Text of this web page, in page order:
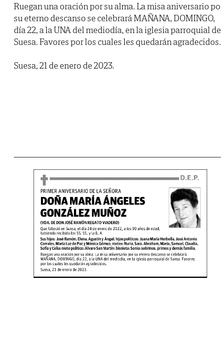
Ruegan una oración por su alma. La misa aniversario
su eterno descanso se celebrará MAÑANA, DOMINGO,
día 22, a la UNA del mediodía, en la iglesia parroquial de
Suesa. Favores por los cuales les quedarán agradecidos.
Suesa, 21 de enero de 2023.